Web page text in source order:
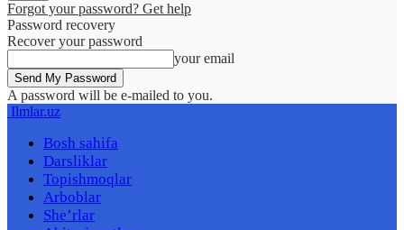
Forgot your password? Get help
Password recovery
Recover your password
your email
A password will be e-mailed to you.
Ilmlar.uz
Bosh sahifa
Darsliklar
Topishmoqlar
Arboblar
She’rlar